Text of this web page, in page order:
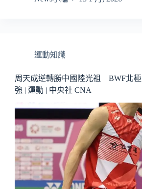
運動知識
周天成逆轉勝中國陸光祖 BWF北
強 | 運動 | 中央社 CNA